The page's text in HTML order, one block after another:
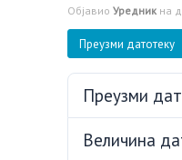
Објавио Уредник на
Преузми датотеку
Преузми
Величина